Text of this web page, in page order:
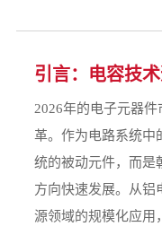
引言：电容技
2026年的电子元器
革。作为电路系统中
统的被动元件，而是
方向快速发展。从铝
源领域的规模化应用